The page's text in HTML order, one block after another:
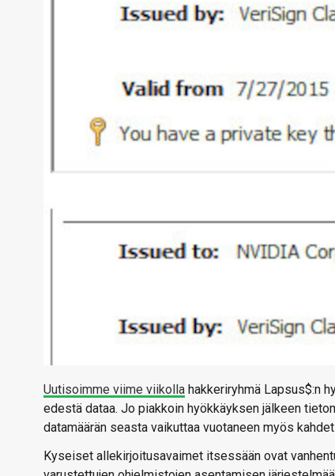
Uutisoimme viime viikolla hakkeriryhmä Lapsus$:n
edestä dataa. Jo piakkoin hyökkäyksen jälkeen
datamäärän seasta vaikuttaa vuotaneen myös
Kyseiset allekirjoitusavaimet itsessään ovat